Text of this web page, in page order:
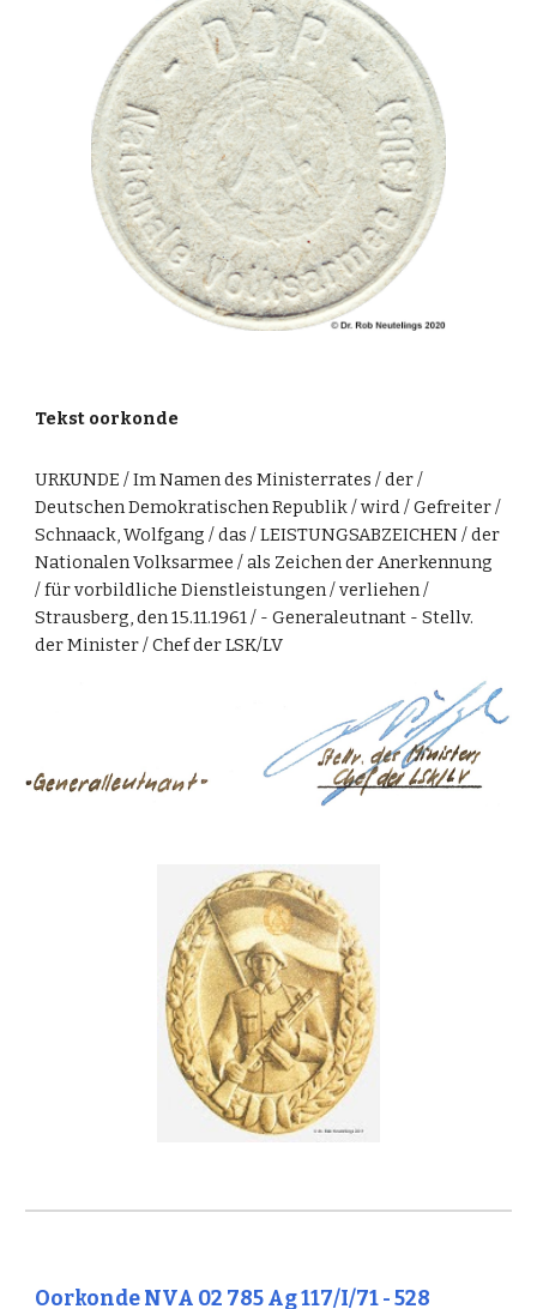
Tekst oorkonde
URKUNDE / Im Namen des Ministerrates / der /
Deutschen Demokratischen Republik / wird / Gefreiter /
Schnaack, Wolfgang / das / LEISTUNGSABZEICHEN / der
Nationalen Volksarmee / als Zeichen der Anerkennung
/ für vorbildliche Dienstleistungen / verliehen /
Strausberg, den 15.11.1961 / - Generaleutnant - Stellv.
der Minister / Chef der LSK/LV
Oorkonde NVA 02 785Ag 117/I/71- 528